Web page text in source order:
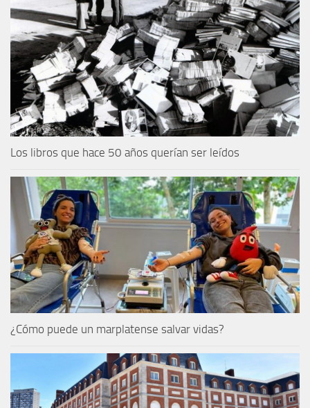
Los libros que hace 50 años querían ser leídos
¿Cómo puede un marplatense salvar vidas?